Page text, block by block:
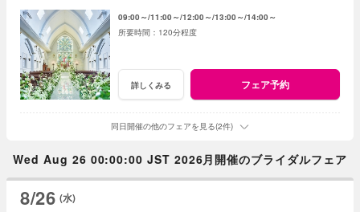
09:00～ 11:00～ 12:00～ 13:00～ 14:00～
120分程度
詳しくみる フェア予約
同日開催の他のフェアを見る(2件)
Wed Aug 26 00:00:00 JST 2026月開催のブライダルフェア
8/26 (水)